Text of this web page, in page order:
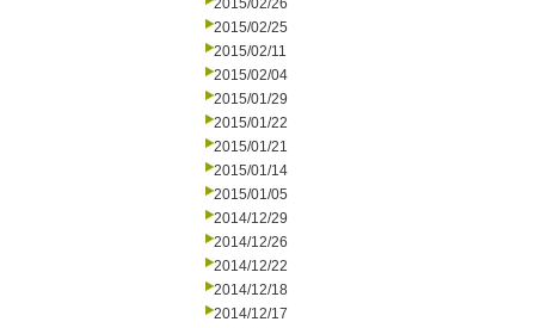
2015/02/26
2015/02/25
2015/02/11
2015/02/04
2015/01/29
2015/01/22
2015/01/21
2015/01/14
2015/01/05
2014/12/29
2014/12/26
2014/12/22
2014/12/18
2014/12/17